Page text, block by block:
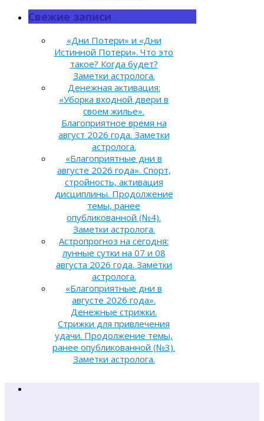
Свежие записи
«Дни Потери» и «Дни
Истинной Потери». Что это
такое? Когда будет?
Заметки астролога.
Денежная активация:
«Уборка входной двери в
своем жилье».
Благоприятное время на
август 2026 года. Заметки
астролога.
«Благоприятные дни в
августе 2026 года». Спорт,
стройность, активация
дисциплины. Продолжение
темы, ранее
опубликованной (№4).
Заметки астролога.
Астропрогноз на сегодня:
лунные сутки на 07 и 08
августа 2026 года. Заметки
астролога.
«Благоприятные дни в
августе 2026 года».
Денежные стрижки.
Стрижки для привлечения
удачи. Продолжение темы,
ранее опубликованной (№3).
Заметки астролога.